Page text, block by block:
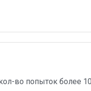
во попыток более